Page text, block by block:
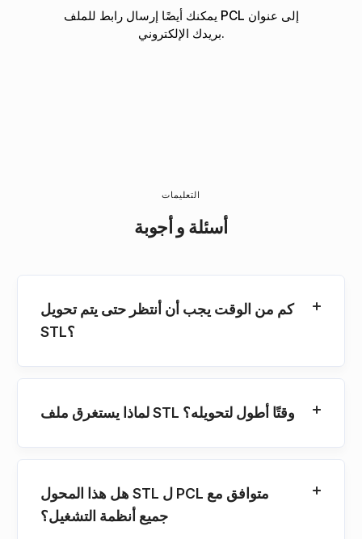
يمكنك أيضًا إرسال رابط للملف PCL إلى عنوان
بريدك الإلكتروني.
التعليمات
أسئلة و أجوبة
كم من الوقت يجب أن أنتظر حتى يتم تحويل
STL؟
لماذا يستغرق ملف STL وقتًا أطول لتحويله؟
هل هذا المحول STL ل PCL متوافق مع
جميع أنظمة التشغيل؟